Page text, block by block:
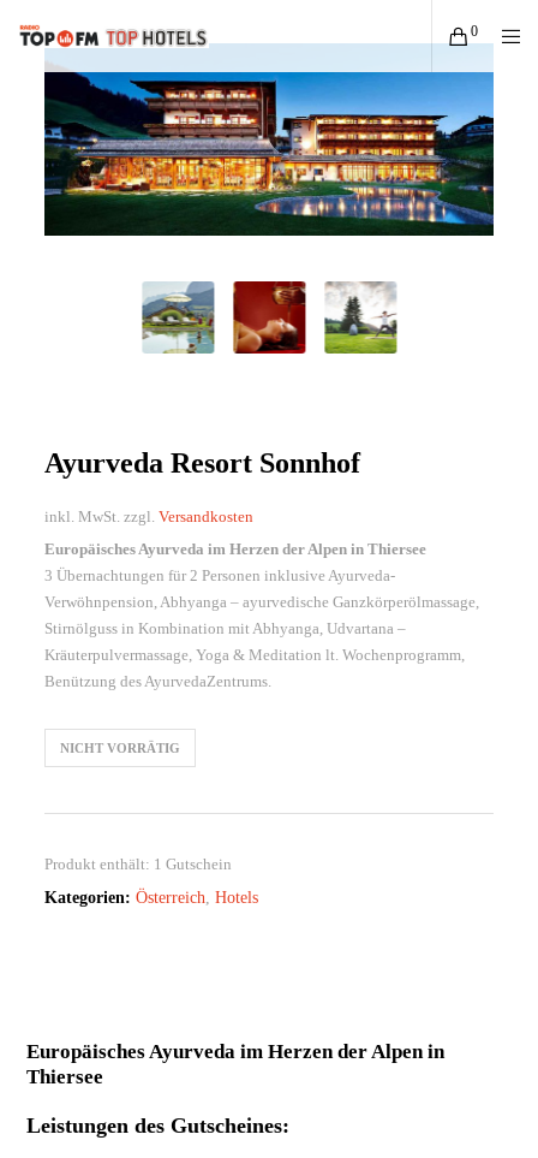
0
Ayurveda Resort Sonnhof
inkl. MwSt. zzgl.Versandkosten
Europäisches Ayurveda im Herzen der Alpen in Thiersee
3 Übernachtungen für 2 Personen inklusive Ayurveda-
Verwöhnpension, Abhyanga – ayurvedische Ganzkörperölmassage,
Stirnölguss in Kombination mit Abhyanga, Udvartana –
Kräuterpulvermassage, Yoga & Meditation lt. Wochenprogramm,
Benützung des AyurvedaZentrums.
NICHT VORRÄTIG
Produkt enthält: 1Gutschein
Kategorien: Österreich ,Hotels
Europäisches Ayurveda im Herzen der Alpen in
Thiersee
Leistungen des Gutscheines: